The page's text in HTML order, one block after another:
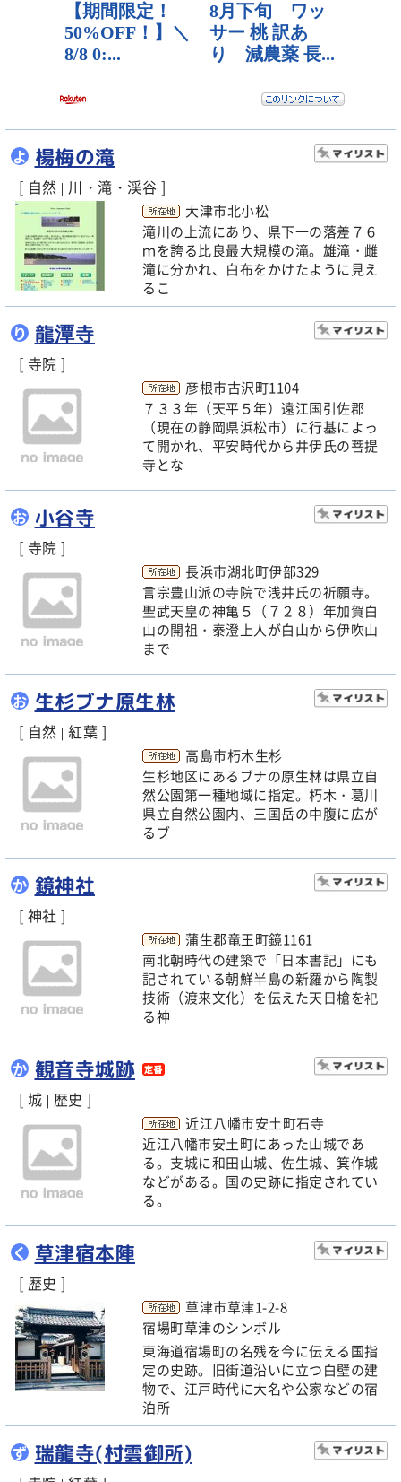
よ 楊梅の滝
[ 自然 | 川・滝・渓谷 ]
大津市北小松
滝川の上流にあり、県下一の落差７６
ｍを誇る比良最大規模の滝。雄滝・雌
滝に分かれ、白布をかけたように見え
るこ
り 龍潭寺
[ 寺院 ]
彦根市古沢町1104
７３３年（天平５年）遠江国引佐郡
（現在の静岡県浜松市）に行基によっ
て開かれ、平安時代から井伊氏の菩提
寺とな
お 小谷寺
[ 寺院 ]
長浜市湖北町伊部329
言宗豊山派の寺院で浅井氏の祈願寺。
聖武天皇の神亀５（７２８）年加賀白
山の開祖・泰澄上人が白山から伊吹山
まで
お 生杉ブナ原生林
[ 自然 | 紅葉 ]
高島市朽木生杉
生杉地区にあるブナの原生林は県立自
然公園第一種地域に指定。朽木・葛川
県立自然公園内、三国岳の中腹に広が
るブ
か 鏡神社
[ 神社 ]
蒲生郡竜王町鏡1161
南北朝時代の建築で「日本書記」にも
記されている朝鮮半島の新羅から陶製
技術（渡来文化）を伝えた天日槍を祀
る神
か 観音寺城跡
[ 城 | 歴史 ]
近江八幡市安土町石寺
近江八幡市安土町にあった山城であ
る。支城に和田山城、佐生城、箕作城
などがある。国の史跡に指定されてい
る。
く 草津宿本陣
[ 歴史 ]
草津市草津1-2-8
宿場町草津のシンボル
東海道宿場町の名残を今に伝える国指
定の史跡。旧街道沿いに立つ白壁の建
物で、江戸時代に大名や公家などの宿
泊所
ず 瑞龍寺(村雲御所)